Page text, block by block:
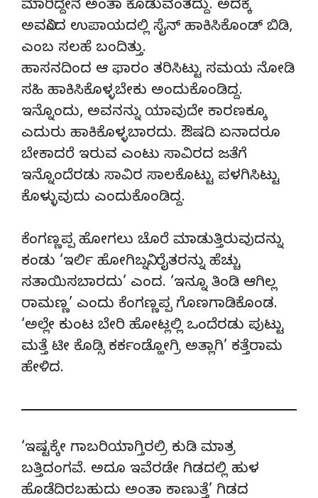
ಮಾರಿದ್ದೇನೆ ಅಂತಾ ಕೊಡುವಂತದ್ದು. ಅದಕ್ಕೆ
ಅವನಿಂದ ಉಪಾಯದಲ್ಲಿ ಸೈನ್ ಹಾಕಿಸಿಕೊಂಡ್ ಬಿಡಿ,
ಎಂಬ ಸಲಹೆ ಬಂದಿತ್ತು.
ಹಾಸನದಿಂದ ಆ ಫಾರಂ ತರಿಸಿಟ್ಟು ಸಮಯ ನೋಡಿ
ಸಹಿ ಹಾಕಿಸಿಕೊಳ್ಳಬೇಕು ಅಂದುಕೊಂಡಿದ್ದ.
ಇನ್ನೊಂದು, ಅವನನ್ನು ಯಾವುದೇ ಕಾರಣಕ್ಕೂ
ಎದುರು ಹಾಕಿಕೊಳ್ಳಬಾರದು. ಔಷದಿ ಏನಾದರೂ
ಬೇಕಾದರೆ ಇರುವ ಎಂಟು ಸಾವಿರದ ಜತೆಗೆ
ಇನ್ನೊಂದೆರಡು ಸಾವಿರ ಸಾಲಕೊಟ್ಟು ಪಳಗಿಸಿಟ್ಟು
ಕೊಳ್ಳುವುದು ಎಂದುಕೊಂಡಿದ್ದ.
ಕೆಂಗಣ್ಣಪ್ಪ ಹೋಗಲು ಚೊರೆ ಮಾಡುತ್ತಿರುವುದನ್ನು
ಕಂಡು ‘ಇರ್ಲಿ ಹೋಗಿಬನ್ನಿ. ರೈತರನ್ನು ಹೆಚ್ಚು
ಸತಾಯಿಸಬಾರದು’ ಎಂದ. ‘ಇನ್ನೂ ತಿಂಡಿ ಆಗಿಲ್ಲ
ರಾಮಣ್ಣ’ ಎಂದು ಕೆಂಗಣ್ಣಪ್ಪ ಗೊಣಗಾಡಿಕೊಂಡ.
‘ಅಲ್ಲೇ ಕುಂಟ ಬೇರಿ ಹೋಟ್ಲಲ್ಲಿ ಒಂದೆರಡು ಪುಟ್ಟು
ಮತ್ತೆ ಟೀ ಕೊಡ್ಸಿ ಕರ್ಕಂಡ್ಹೋಗ್ರಿ ಅತ್ಲಾಗಿ’ ಕತ್ತೆರಾಮ
ಹೇಳಿದ.
‘ಇಷ್ಟಕ್ಕೇ ಗಾಬರಿಯಾಗ್ತಿರಲ್ರಿ ಕುಡಿ ಮಾತ್ರ
ಬತ್ತಿದಂಗವೆ. ಅದೂ ಇವೆರಡೇ ಗಿಡದಲ್ಲಿ ಹುಳ
ಹೊಡೆದಿರಬಹುದು ಅಂತಾ ಕಾಣುತ್ತೆ’ ಗಿಡದ